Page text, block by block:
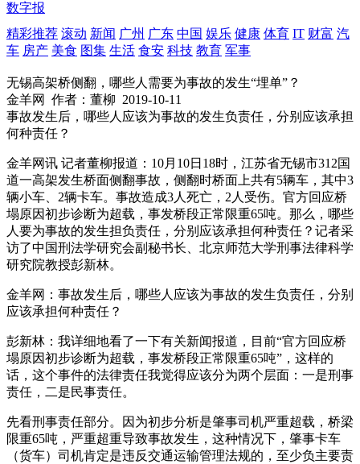
数字报
精彩推荐 滚动 新闻 广州 广东 中国 娱乐 健康 体育 IT 财富 汽
车 房产 美食 图集 生活 食安 科技 教育 军事
无锡高架桥侧翻，哪些人需要为事故的发生“埋单”？
金羊网
作者：董柳 2019-10-11
事故发生后，哪些人应该为事故的发生负责任，分别应该承担
何种责任？
金羊网讯 记者董柳报道：10月10日18时，江苏省无锡市312国
道一高架发生桥面侧翻事故，侧翻时桥面上共有5辆车，其中3
辆小车、2辆卡车。事故造成3人死亡，2人受伤。官方回应桥
塌原因初步诊断为超载，事发桥段正常限重65吨。那么，哪些
人要为事故的发生担负责任，分别应该承担何种责任？记者采
访了中国刑法学研究会副秘书长、北京师范大学刑事法律科学
研究院教授彭新林。
金羊网：事故发生后，哪些人应该为事故的发生负责任，分别
应该承担何种责任？
彭新林：我详细地看了一下有关新闻报道，目前“官方回应桥
塌原因初步诊断为超载，事发桥段正常限重65吨”，这样的
话，这个事件的法律责任我觉得应该分为两个层面：一是刑事
责任，二是民事责任。
先看刑事责任部分。因为初步分析是肇事司机严重超载，桥梁
限重65吨，严重超重导致事故发生，这种情况下，肇事卡车
（货车）司机肯定是违反交通运输管理法规的，至少负主要责